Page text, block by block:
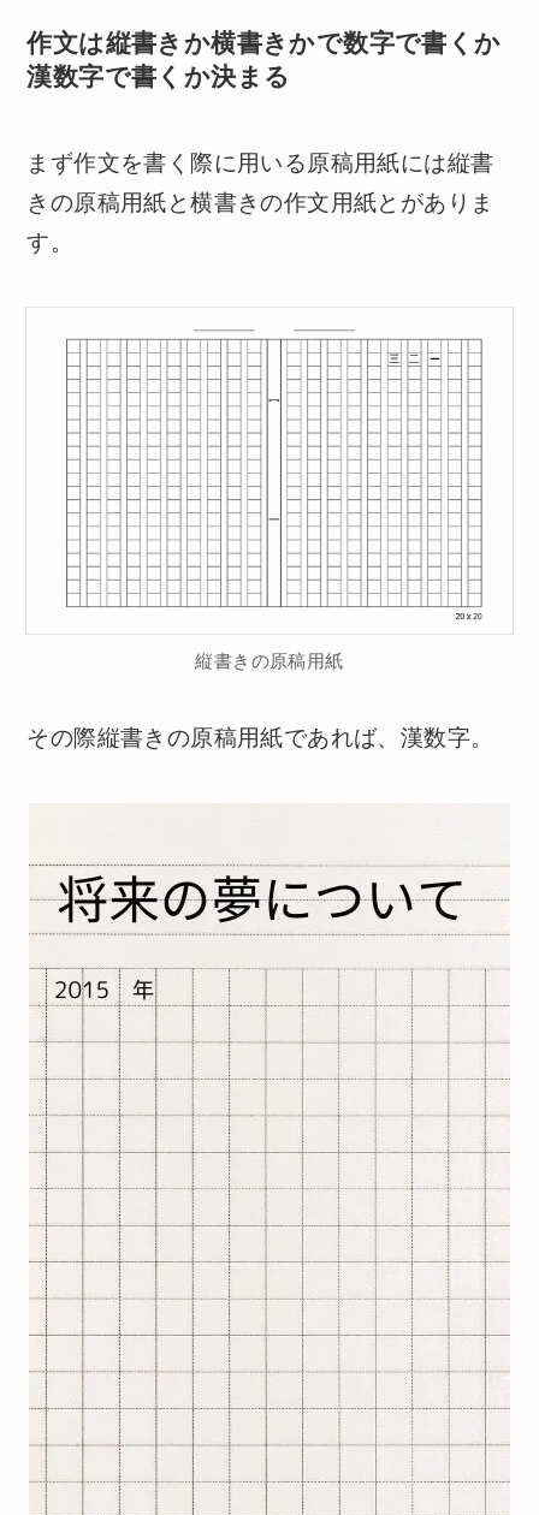
作文は縦書きか横書きかで数字で書くか
漢数字で書くか決まる
まず作文を書く際に用いる原稿用紙には縦書
きの原稿用紙と横書きの作文用紙とがありま
す。
縦書きの原稿用紙
その際縦書きの原稿用紙であれば、漢数字。